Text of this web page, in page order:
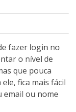
fazer login no
o nível de
que pouca
ele, fica mais fácil
email ou nome